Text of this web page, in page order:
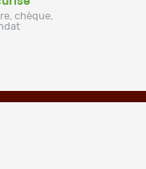
chèque,